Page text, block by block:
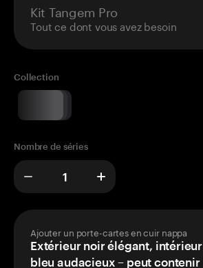
Kit Tangem Pro
Tout ce dont vous avez besoin
Collection
Nombre de séries
Ajouter un porte-cartes en cuir nappa
Extérieur noir élégant, intérieur
bleu audacieux – peut contenir